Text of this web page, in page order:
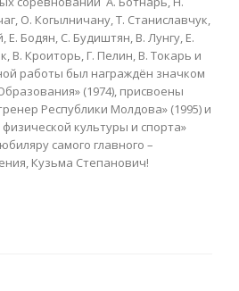
О. Когылничану, Т. Станиславчук,
Бодян, С. Будиштян, В. Лунгу, Е.
В. Кроиторь, Г. Пелин, В. Токарь и
работы был награждён значком
(1974), присвоены
Республики Молдова» (1995) и
культуры и спорта»
самого главного –
Кузьма Степанович!